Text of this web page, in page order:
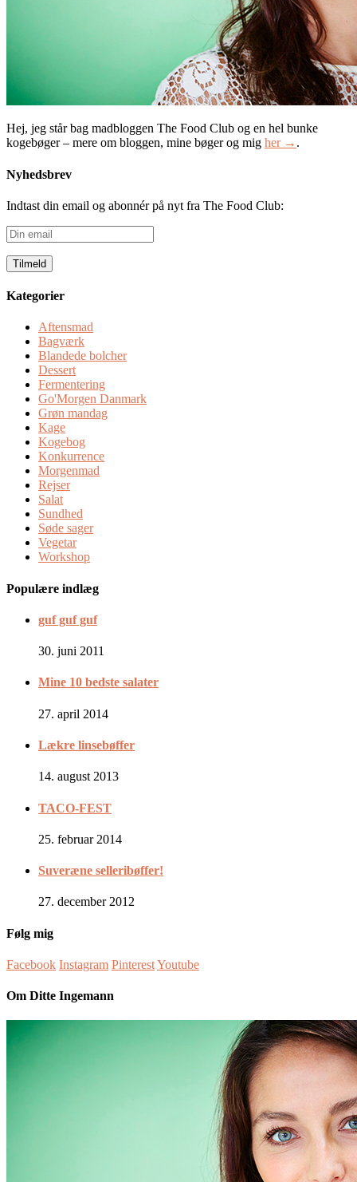
Hej, jeg står bag madbloggen The Food Club og en hel bunke
kogebøger – mere om bloggen, mine bøger og mig her → .
Nyhedsbrev
Indtast din email og abonnér på nyt fra The Food Club:
Din
email
Kategorier
Aftensmad
Bagværk
Blandede bolcher
Dessert
Fermentering
Go'Morgen Danmark
Grøn mandag
Kage
Kogebog
Konkurrence
Morgenmad
Rejser
Salat
Sundhed
Søde sager
Vegetar
Workshop
Populære indlæg
guf guf guf
30. juni 2011
Mine 10 bedste salater
27. april 2014
Lækre linsebøffer
14. august 2013
TACO-FEST
25. februar 2014
Suveræne selleribøffer!
27. december 2012
Følg mig
Facebook Instagram PinterestYoutube
Om Ditte Ingemann